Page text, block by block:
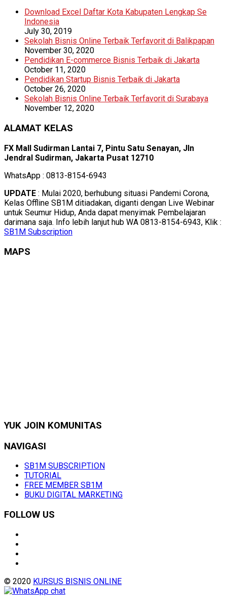
Download Excel Daftar Kota Kabupaten Lengkap Se
Indonesia
July 30, 2019
Sekolah Bisnis Online Terbaik Terfavorit di Balikpapan
November 30, 2020
Pendidikan E-commerce Bisnis Terbaik di Jakarta
October 11, 2020
Pendidikan Startup Bisnis Terbaik di Jakarta
October 26, 2020
Sekolah Bisnis Online Terbaik Terfavorit di Surabaya
November 12, 2020
ALAMAT KELAS
FX Mall Sudirman Lantai 7, Pintu Satu Senayan, Jln
Jendral Sudirman, Jakarta Pusat 12710
WhatsApp : 0813-8154-6943
UPDATE : Mulai 2020, berhubung situasi Pandemi Corona,
Kelas Offline SB1M ditiadakan, diganti dengan Live Webinar
untuk Seumur Hidup, Anda dapat menyimak Pembelajaran
darimana saja. Info lebih lanjut hub WA 0813-8154-6943, Klik :
SB1M Subscription
MAPS
YUK JOIN KOMUNITAS
NAVIGASI
SB1M SUBSCRIPTION
TUTORIAL
FREE MEMBER SB1M
BUKU DIGITAL MARKETING
FOLLOW US
© 2020 KURSUS BISNIS ONLINE